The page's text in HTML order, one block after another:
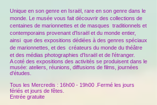
Unique en son genre en Israël, rare en son genre dans le
monde. Le musée vous fait découvrir des collections de
centaines de marionnettes et de masques traditionnels et
contemporains provenant d'Israël et du monde entier,
ainsi que des expositions dédiées à des genres spéciaux
de marionnettes, et des créateurs du monde du théâtre
et des médias photographies d'Israël et de l'étranger.
A coté des expositions des activités se produisent dans le
musée: ateliers, réunions, diffusions de films, journées
d'études.
Tous les Mercredis : 16h00 - 19h00 .Fermé les jours
fériés et jours de fêtes.
Entrée gratuite